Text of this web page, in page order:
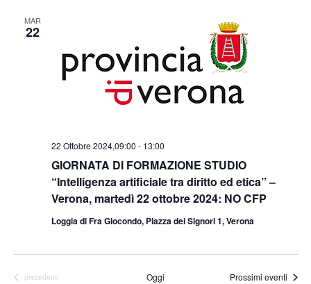
MAR
22
GIORNATA DI FORMAZIONE STUDIO
“Intelligenza artificiale tra diritto ed etica” –
Verona, martedì 22 ottobre 2024: NO CFP
22 Ottobre 2024,09:00 - 13:00
Loggia di Fra Giocondo, Piazza dei Signori 1, Verona
Eventi
precedenti Oggi Prossimi eventi